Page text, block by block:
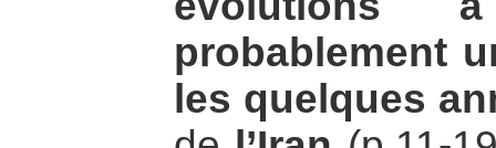
probablement
les quelques